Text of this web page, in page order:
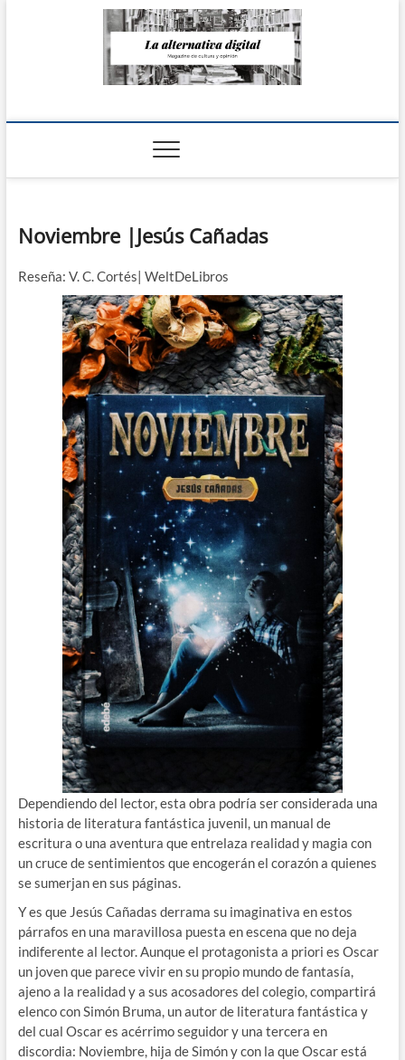
La Alternativa
Noviembre |Jesús Cañadas
Reseña: V. C. Cortés| WeltDeLibros
Dependiendo del lector, esta obra podría ser considerada una
historia de literatura fantástica juvenil, un manual de
escritura o una aventura que entrelaza realidad y magia con
un cruce de sentimientos que encogerán el corazón a quienes
se sumerjan en sus páginas.
Y es que Jesús Cañadas derrama su imaginativa en estos
párrafos en una maravillosa puesta en escena que no deja
indiferente al lector. Aunque el protagonista a priori es Oscar
un joven que parece vivir en su propio mundo de fantasía,
ajeno a la realidad y a sus acosadores del colegio, compartirá
elenco con Simón Bruma, un autor de literatura fantástica y
del cual Oscar es acérrimo seguidor y una tercera en
discordia: Noviembre, hija de Simón y con la que Oscar está